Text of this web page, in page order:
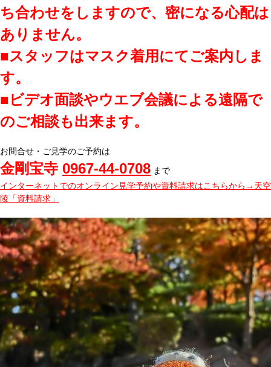
ち合わせをしますので、密になる心配は
ありません。
■スタッフはマスク着用にてご案内しま
す。
■ビデオ面談やウエブ会議による遠隔で
のご相談も出来ます。
お問合せ・ご見学のご予約は
金剛宝寺 0967-44-0708 まで
インターネットでのオンライン見学予約や資料請求はこちらから→天空
陵「資料請求」